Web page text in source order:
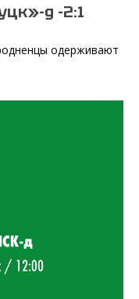
д -2:1
одерживают